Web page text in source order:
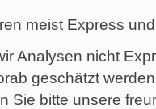
meist Express
Analysen nicht
geschätzt
Sie bitte unsere